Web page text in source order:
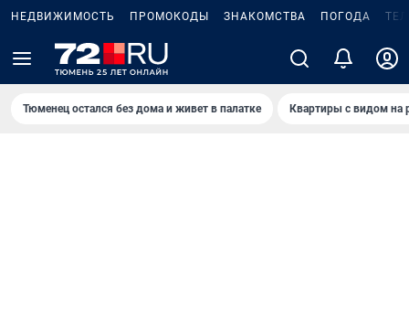
НЕДВИЖИМОСТЬ ПРОМОКОДЫ ЗНАКОМСТВА ПОГОДА
Тюменец остался без дома и живет в палатке Квартиры с видом на